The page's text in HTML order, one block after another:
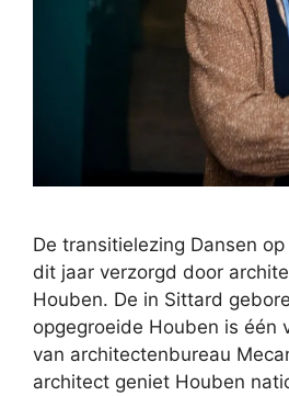
De transitielezing Dansen
dit jaar verzorgd door
Houben. De in Sittard
opgegroeide Houben is één
van architectenbureau
architect geniet Houben